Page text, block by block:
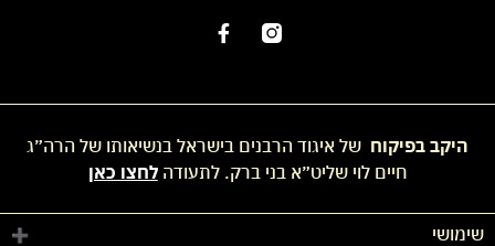
היקב בפיקוח של איגוד הרבנים בישראל בנשיאותו של הרה״ג
חיים לוי שליט״א בני ברק. לתעודהלחצו כאן
שימושי